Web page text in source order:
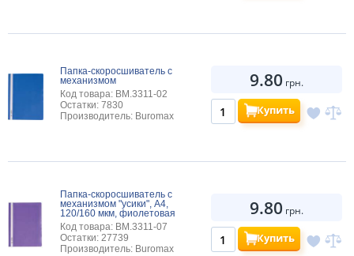
Папка-скоросшиватель с
механизмом
Код товара: BM.3311-02
Остатки: 7830
Производитель: Buromax
9.80 грн.
Купить
Папка-скоросшиватель с
механизмом "усики", А4,
120/160 мкм, фиолетовая
Код товара: BM.3311-07
Остатки: 27739
Производитель: Buromax
9.80 грн.
Купить